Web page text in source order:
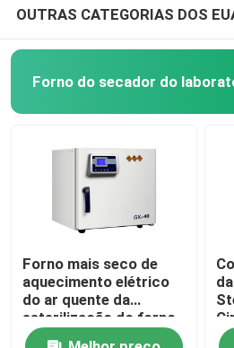
OUTRAS CATEGORIAS DOS
Forno do secador do
Forno mais seco de
aquecimento elétrico
do ar quente da
esterilização do forno
SUS304 do laboratório